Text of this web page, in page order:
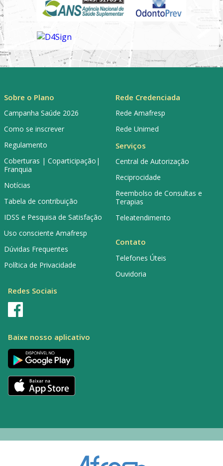
Sobre o Plano
Campanha Saúde 2026
Como se inscrever
Regulamento
Coberturas | Coparticipação|
Franquia
Notícias
Tabela de contribuição
IDSS e Pesquisa de Satisfação
Uso consciente Amafresp
Dúvidas Frequentes
Política de Privacidade
Rede Credenciada
Rede Amafresp
Rede Unimed
Serviços
Central de Autorização
Reciprocidade
Reembolso de Consultas e
Terapias
Teleatendimento
Contato
Telefones Úteis
Ouvidoria
Redes Sociais
Baixe nosso aplicativo